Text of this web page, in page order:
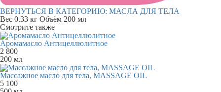
ВЕРНУТЬСЯ В КАТЕГОРИЮ: МАСЛА ДЛЯ ТЕЛА
Вес 0.33 кг Объём 200 мл
Смотрите также
Аромамасло Антицеллюлитное
2 800
200 мл
Массажное масло для тела, MASSAGE OIL
5 100